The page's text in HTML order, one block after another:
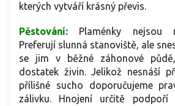
kterých vytváří krásný převis.
Pěstování:
Plaménky nejsou
Preferují slunná stanoviště, ale
se jim v běžné záhonové
dostatek živin. Jelikož nesnáší
přílišné sucho doporučujeme
zálivku. Hnojení určitě podpoří